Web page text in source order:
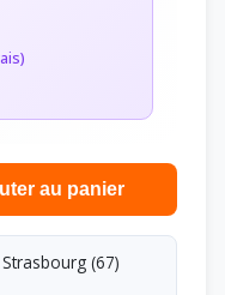
au panier
(67)